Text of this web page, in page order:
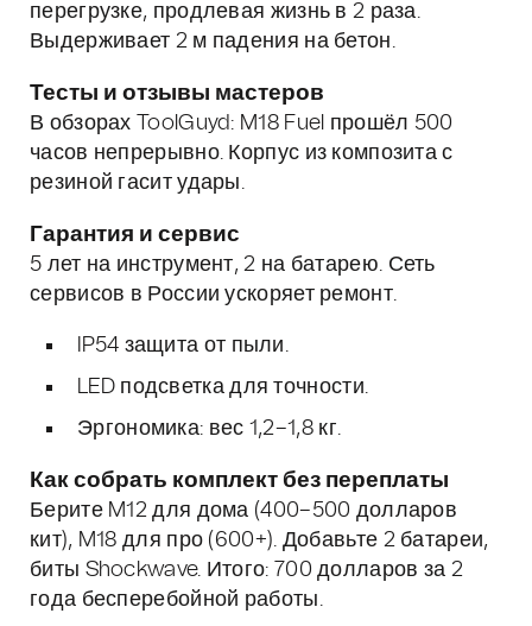
перегрузке, продлевая жизнь в 2 раза.
Выдерживает 2 м падения на бетон.
Тесты и отзывы мастеров
В обзорах ToolGuyd: M18 Fuel прошёл 500
часов непрерывно. Корпус из композита с
резиной гасит удары.
Гарантия и сервис
5 лет на инструмент, 2 на батарею. Сеть
сервисов в России ускоряет ремонт.
IP54 защита от пыли.
LED подсветка для точности.
Эргономика: вес 1,2–1,8 кг.
Как собрать комплект без переплаты
Берите M12 для дома (400–500 долларов
кит), M18 для про (600+). Добавьте 2 батареи,
биты Shockwave. Итого: 700 долларов за 2
года бесперебойной работы.